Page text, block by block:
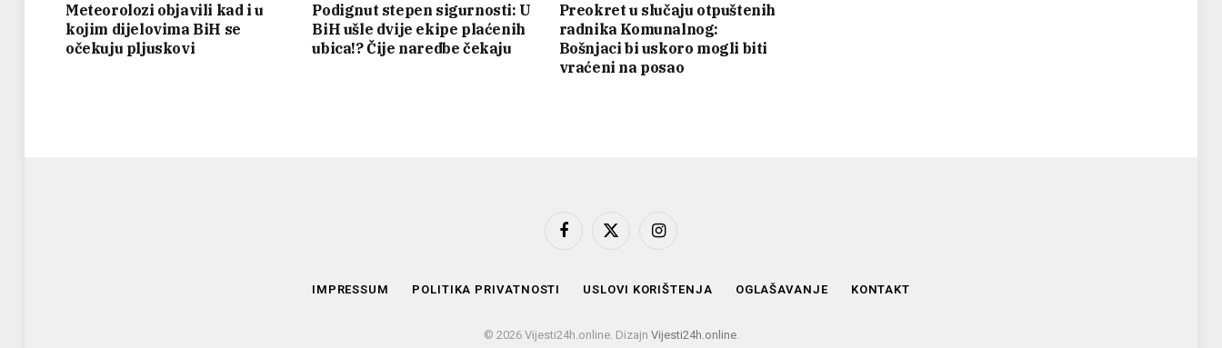
Meteorolozi objavili kad i u
kojim dijelovima BiH se
očekuju pljuskovi
Podignut stepen sigurnosti: U
BiH ušle dvije ekipe plaćenih
ubica!? Čije naredbe čekaju
Preokret u slučaju otpuštenih
radnika Komunalnog:
Bošnjaci bi uskoro mogli biti
vraćeni na posao
Facebook
X
Instagram
IMPRESSUM POLITIKA PRIVATNOSTI USLOVI KORIŠTENJA OGLAŠAVANJE KONTAKT
© 2026 Vijesti24h.online. Dizajn Vijesti24h.online.